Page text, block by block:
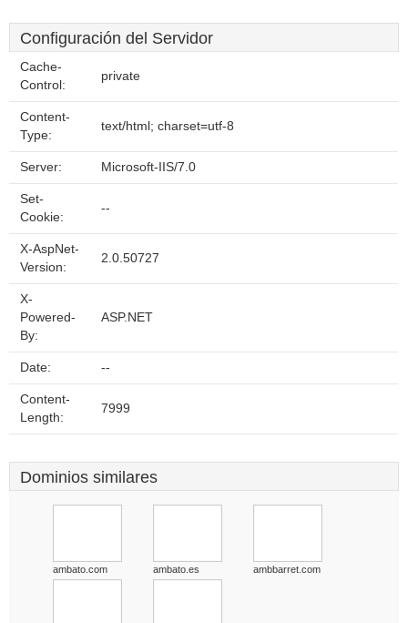
Configuración del Servidor
Cache-
Control:
private
Content-
Type:
text/html; charset=utf-8
Server: Microsoft-IIS/7.0
Set-
Cookie:
--
X-AspNet-
Version:
2.0.50727
X-
Powered-
By:
ASP.NET
Date: --
Content-
Length:
7999
Dominios similares
ambato.com ambato.es ambbarret.com